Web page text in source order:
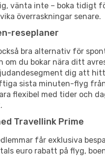
vänta inte – boka tidigt
överraskningar senare.
reseplaner
bra alternativ för
om du bokar nära ditt
dig att
sista minuten-flyg
flexibel med tider och
Travellink Prime
får exklusiva
euro rabatt på flyg,